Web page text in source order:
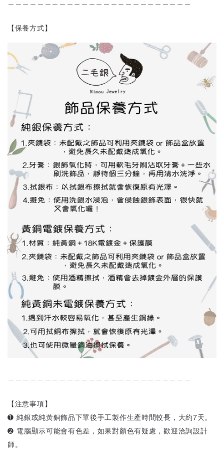
【保養方式】
【注意事項】
➊ 純銀或純黃銅飾品下單後手工製作生產時間較長，大約7天。
➋ 電腦顯示可能會有色差，如果對顏色有疑慮，歡迎洽詢設計
師。